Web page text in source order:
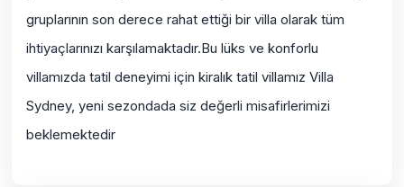
gruplarının son derece rahat ettiği bir villa olarak tüm
ihtiyaçlarınızı karşılamaktadır.Bu lüks ve konforlu
villamızda tatil deneyimi için kiralık tatil villamız Villa
Sydney, yeni sezondada siz değerli misafirlerimizi
beklemektedir